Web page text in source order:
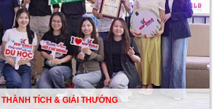
TƯ VẤN DU HỌC TOÀN DIỆN – BƯỚC ĐỆM VỮNG
CHẮC TỪ NEW WORLD EDUCATION
DU HỌC ÚC DẦN TRỞ THÀNH LỰA CHỌN HÀNG
ĐẦU CỦA DU HỌC SINH NĂM 2026 – VÀ TẤT CẢ
ĐỀU CÓ LÝ DO!!
THÀNH TÍCH & GIẢI THƯỞNG